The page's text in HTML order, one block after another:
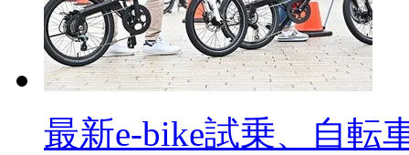
最新e-bike試乗、自転